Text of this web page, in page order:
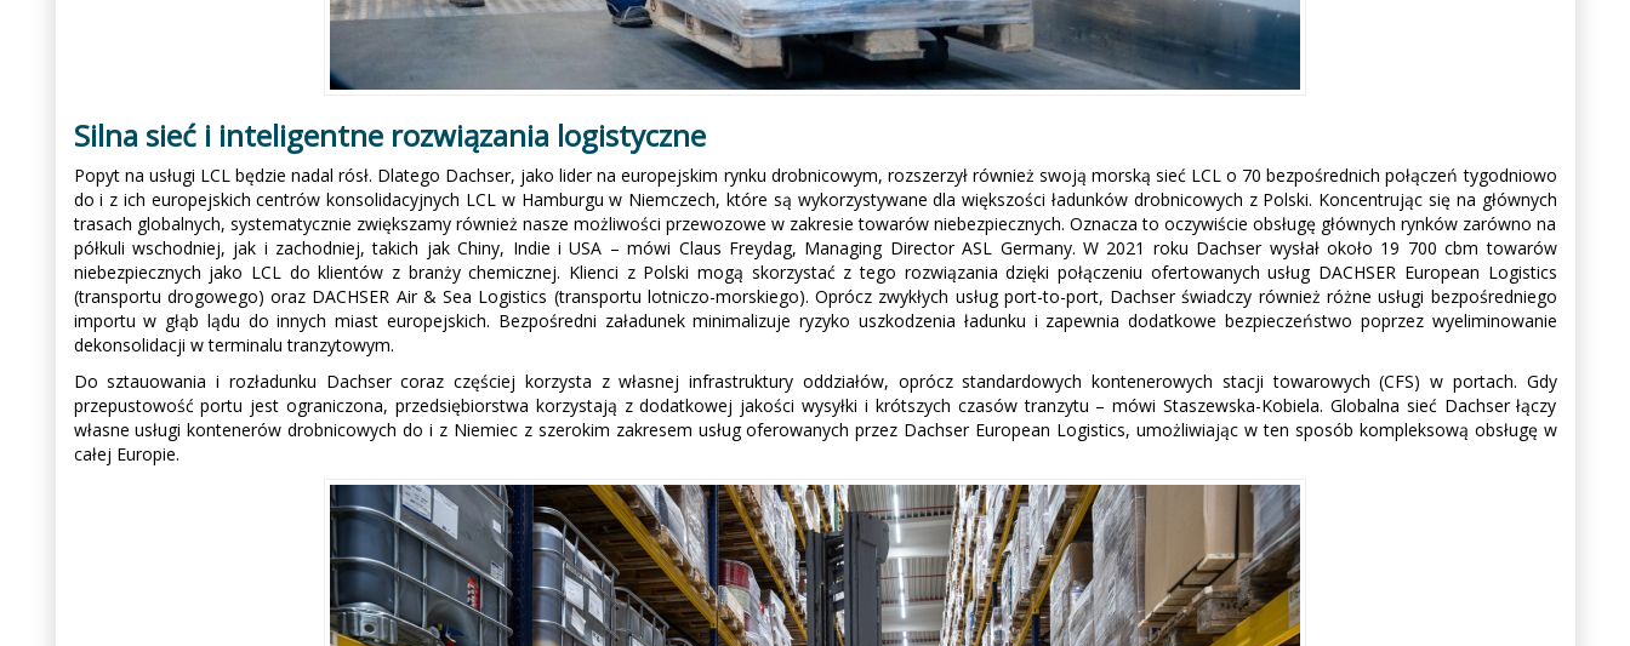
Silna sieć i inteligentne rozwiązania logistyczne
Popyt na usługi LCL będzie nadal rósł. Dlatego Dachser, jako lider na europejskim rynku drobnicowym, rozszerzył również swoją morską sieć LCL o 70 bezpośrednich połączeń tygodniowo
do i z ich europejskich centrów konsolidacyjnych LCL w Hamburgu w Niemczech, które są wykorzystywane dla większości ładunków drobnicowych z Polski. Koncentrując się na głównych
trasach globalnych, systematycznie zwiększamy również nasze możliwości przewozowe w zakresie towarów niebezpiecznych. Oznacza to oczywiście obsługę głównych rynków zarówno na
półkuli wschodniej, jak i zachodniej, takich jak Chiny, Indie i USA – mówi Claus Freydag, Managing Director ASL Germany. W 2021 roku Dachser wysłał około 19 700 cbm towarów
niebezpiecznych jako LCL do klientów z branży chemicznej. Klienci z Polski mogą skorzystać z tego rozwiązania dzięki połączeniu ofertowanych usług DACHSER European Logistics
(transportu drogowego) oraz DACHSER Air & Sea Logistics (transportu lotniczo-morskiego). Oprócz zwykłych usług port-to-port, Dachser świadczy również różne usługi bezpośredniego
importu w głąb lądu do innych miast europejskich. Bezpośredni załadunek minimalizuje ryzyko uszkodzenia ładunku i zapewnia dodatkowe bezpieczeństwo poprzez wyeliminowanie
dekonsolidacji w terminalu tranzytowym.
Do sztauowania i rozładunku Dachser coraz częściej korzysta z własnej infrastruktury oddziałów, oprócz standardowych kontenerowych stacji towarowych (CFS) w portach. Gdy
przepustowość portu jest ograniczona, przedsiębiorstwa korzystają z dodatkowej jakości wysyłki i krótszych czasów tranzytu – mówi Staszewska-Kobiela. Globalna sieć Dachser łączy
własne usługi kontenerów drobnicowych do i z Niemiec z szerokim zakresem usług oferowanych przez Dachser European Logistics, umożliwiając w ten sposób kompleksową obsługę w
całej Europie.